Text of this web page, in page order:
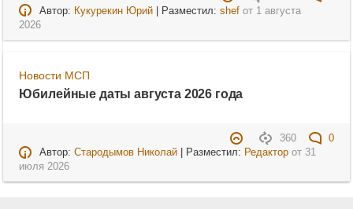
Автор: Кукурекин Юрий| Разместил: shefот 1 августа
2026
Новости МСП
Юбилейные даты августа 2026 года
360
0
Автор: Стародымов Николай| Разместил: Редакторот 31
июля 2026